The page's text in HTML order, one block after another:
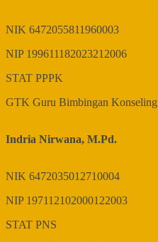
NIK 6472055811960003
NIP 199611182023212006
STAT PPPK
GTK Guru Bimbingan Konseling
Indria Nirwana, M.Pd.
NIK 6472035012710004
NIP 197112102000122003
STAT PNS